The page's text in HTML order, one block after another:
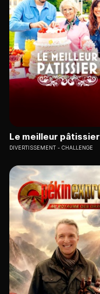
Le meilleur pâtissier
DIVERTISSEMENT CHALLENGE